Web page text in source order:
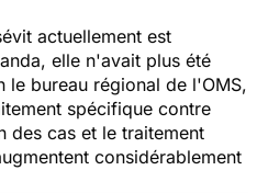
actuellement est
elle n'avait plus été
le bureau régional de l'OMS,
spécifique contre
des cas et le traitement
considérablement